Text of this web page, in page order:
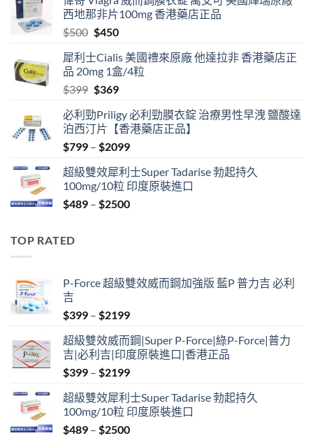
西地那非片100mg 香港藥店正品
$500 Original
was:
$500.
$450Current
is:
$450.
犀利士Cialis 美國禮來原廠 他達拉非 香港藥店正
品 20mg 1盒/4粒
$399 Original
was:
$399.
$369Current
is:
$369.
必利勁Priligy 必利勁膜衣錠 治療男性早洩 鹽酸達
泊西汀片【香港藥店正品】
$799 – $2099Price
$799
through
$2099
超級雙效犀利士Super Tadarise 勃起持久
100mg/10粒 印度原裝進口
$489 – $2500Price
TOP RATED
P-Force 超級雙效威而鋼加強版 藍P 普力吉 必利
吉
$399 – $2199Price
$399
through
$2199
超級雙效威而鋼|Super P-Force|綠P-Force|普力
吉|必利吉|印度原裝進口|香港正品
$399 – $2199Price
$399
through
$2199
超級雙效犀利士Super Tadarise 勃起持久
100mg/10粒 印度原裝進口
$489 – $2500Price